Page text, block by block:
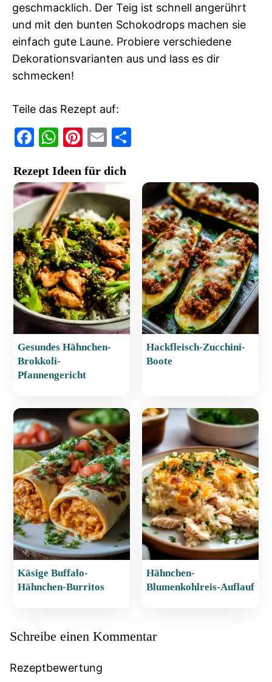
geschmacklich. Der Teig ist schnell angerührt
und mit den bunten Schokodrops machen sie
einfach gute Laune. Probiere verschiedene
Dekorationsvarianten aus und lass es dir
schmecken!
Teile das Rezept auf:
F
c
e
b
o
o
k
W
at
s
A
p
p
Pi
er
e
st
E
ai
l
le
n
Rezept Ideen für dich
Gesundes Hähnchen-
Brokkoli-
Pfannengericht
Hackfleisch-Zucchini-
Boote
Käsige Buffalo-
Hähnchen-Burritos
Hähnchen-
Blumenkohlreis-Auflauf
Schreibe einen Kommentar
Rezeptbewertung